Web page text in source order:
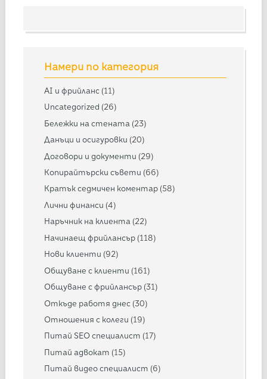
Намери по категория
AI и фрийланс (11)
Uncategorized (26)
Бележки на стената (23)
Данъци и осигуровки (20)
Договори и документи (29)
Копирайтърски съвети (66)
Кратък седмичен коментар (58)
Лични финанси (4)
Наръчник на клиента (22)
Начинаещ фрийлансър (118)
Нови клиенти (92)
Общуване с клиенти (161)
Общуване с фрийлансър (31)
Откъде работя днес (30)
Отношения с колеги (19)
Питай SEO специалист (17)
Питай адвокат (15)
Питай видео специалист (6)